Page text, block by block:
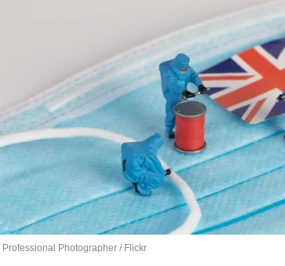
Professional Photographer / Flickr